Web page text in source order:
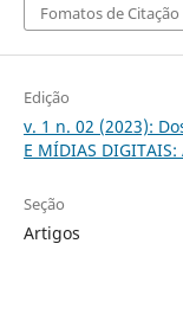
Fomatos de Citação
Edição
v. 1 n. 02 (2023):
E MÍDIAS DIGITAIS:
Seção
Artigos